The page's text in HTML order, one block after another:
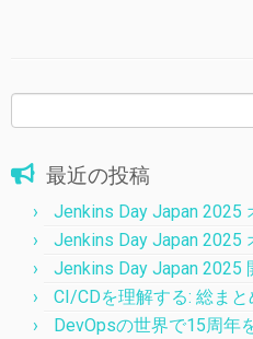
索:
最近の投稿
Jenkins Day Japan 2025
Jenkins Day Japan 2025
Jenkins Day Japan 2025
CI/CDを理解する: 総まと
DevOpsの世界で15周年